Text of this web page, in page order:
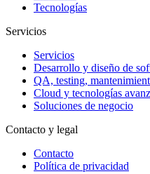
Tecnologías
Servicios
Servicios
Desarrollo y diseño de
QA, testing,
Cloud y tecnologías
Soluciones de negocio
Contacto y legal
Contacto
Política de privacidad